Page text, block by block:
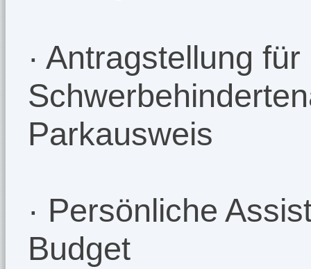
· Antragstellung für
Parkausweis
· Persönliche
Budget